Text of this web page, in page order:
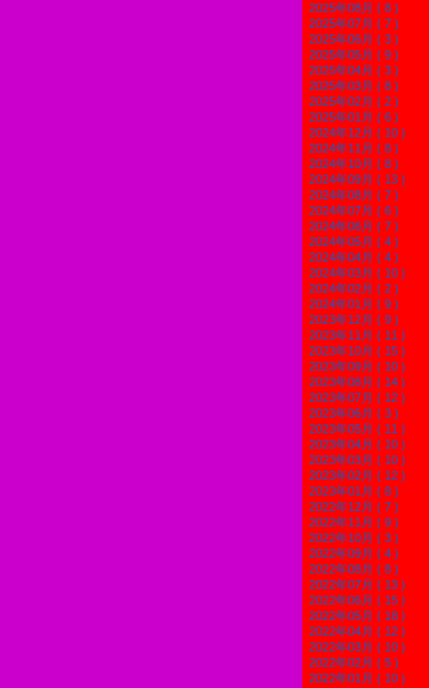
2025年08月 ( 8 )
2025年07月 ( 7 )
2025年06月 ( 3 )
2025年05月 ( 9 )
2025年04月 ( 3 )
2025年03月 ( 8 )
2025年02月 ( 2 )
2025年01月 ( 6 )
2024年12月 ( 10 )
2024年11月 ( 8 )
2024年10月 ( 8 )
2024年09月 ( 13 )
2024年08月 ( 7 )
2024年07月 ( 6 )
2024年06月 ( 7 )
2024年05月 ( 4 )
2024年04月 ( 4 )
2024年03月 ( 10 )
2024年02月 ( 2 )
2024年01月 ( 9 )
2023年12月 ( 9 )
2023年11月 ( 11 )
2023年10月 ( 15 )
2023年09月 ( 10 )
2023年08月 ( 14 )
2023年07月 ( 12 )
2023年06月 ( 3 )
2023年05月 ( 11 )
2023年04月 ( 10 )
2023年03月 ( 10 )
2023年02月 ( 12 )
2023年01月 ( 8 )
2022年12月 ( 7 )
2022年11月 ( 9 )
2022年10月 ( 3 )
2022年09月 ( 4 )
2022年08月 ( 8 )
2022年07月 ( 13 )
2022年06月 ( 15 )
2022年05月 ( 18 )
2022年04月 ( 12 )
2022年03月 ( 10 )
2022年02月 ( 5 )
2022年01月 ( 10 )